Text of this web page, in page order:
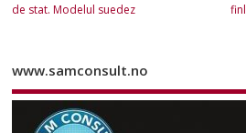
de stat. Modelul suedez
www.samconsult.no